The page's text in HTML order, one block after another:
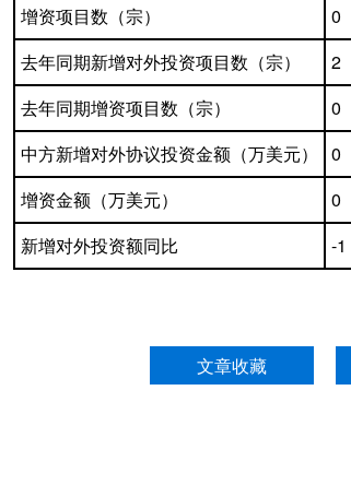
增资项目数（宗）
0
去年同期新增对外投资项目数（宗）
2
去年同期增资项目数（宗）
0
中方新增对外协议投资金额（万美元）
0
增资金额（万美元）
0
新增对外投资额同比
-1
文章收藏